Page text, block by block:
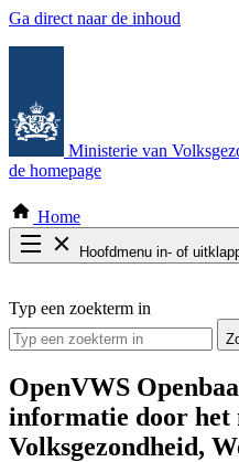
Ga direct naar de inhoud
Ministerie van
de homepage
Home
Hoofdmenu in- of
Thema COVID-19
Bekijk per bestuursorgaan
Typ een zoekterm in
OpenVWS
informatie door het
Volksgezondheid,